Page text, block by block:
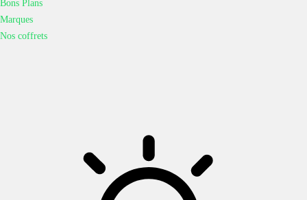
Bons Plans
Marques
Nos coffrets